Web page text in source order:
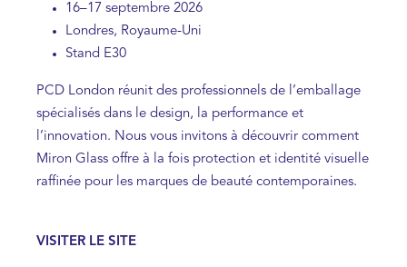
16–17 septembre 2026
Londres, Royaume-Uni
Stand E30
PCD London réunit des professionnels de l’emballage
spécialisés dans le design, la performance et
l’innovation. Nous vous invitons à découvrir comment
Miron Glass offre à la fois protection et identité visuelle
raffinée pour les marques de beauté contemporaines.
VISITER LE SITE